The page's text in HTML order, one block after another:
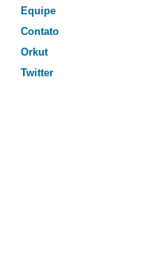
Equipe
Contato
Orkut
Twitter